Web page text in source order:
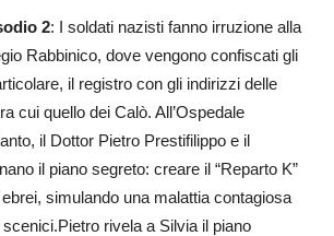
2: I soldati nazisti fanno irruzione alla
Rabbinico, dove vengono confiscati gli
il registro con gli indirizzi delle
cui quello dei Calò. All’Ospedale
il Dottor Pietro Prestifilippo e il
il piano segreto: creare il “Reparto K”
simulando una malattia contagiosa
rivela a Silvia il piano